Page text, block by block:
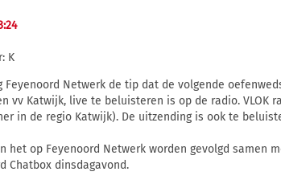
K
Feyenoord Netwerk de tip dat de volgende
vv Katwijk, live te beluisteren is op de radio. VLOK
in de regio Katwijk). De uitzending is ook te
het op Feyenoord Netwerk worden gevolgd samen
Chatbox dinsdagavond.